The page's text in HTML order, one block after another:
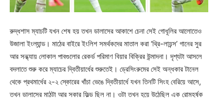
রুদ্ধশাস ম্যাচটি যখন শেষ হয় তখন ডালাসের আকাশে চেনা সেই গোধূলির আলোতেও
উজালা ইংল্যান্ড। মাঠের বাইরে ইংলিশ সমর্থকদের মাতাল করা ‘থ্রি-লায়ন্স’ গানের সুর
আর সন্ধ্যায় লোকাল পাবগুলোর রেকর্ড পরিমাণ বিয়ার বিক্রির উন্মাদনা। দৃশ্যটা আসলে
বদলাতে শুরু করে ম্যাচের দ্বিতীয়ার্ধের শুরুতেই। ড্রেসিংরুমের সেই অন্ধকার টানেল
থেকে প্রথমার্ধের ২-২ স্কোরের খাঁচা ভেঙে দ্বিতীয়ার্ধে যখন তিনটি সিংহ বেরিয়ে আসে,
তখন ডালাসের মাঠটা আর সকার ফিল্ড ছিল না। ওটা তখন হয়ে উঠেছিল এক রোমহর্ষক